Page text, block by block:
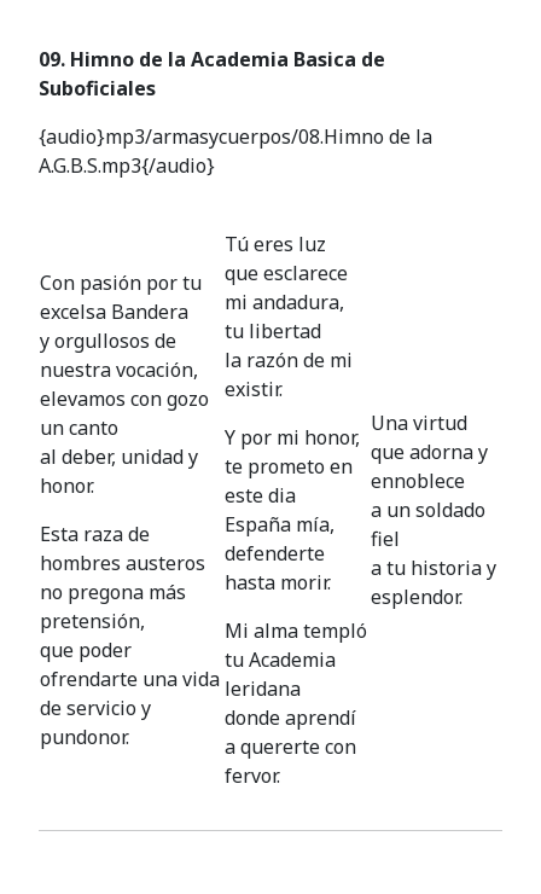
09. Himno de la Academia Basica de
Suboficiales
{audio}mp3/armasycuerpos/08.Himno de la
A.G.B.S.mp3{/audio}
Con pasión por tu
excelsa Bandera
y orgullosos de
nuestra vocación,
elevamos con gozo
un canto
al deber, unidad y
honor.
Esta raza de
hombres austeros
no pregona más
pretensión,
que poder
ofrendarte una vida
de servicio y
pundonor.
Tú eres luz
que esclarece
mi andadura,
tu libertad
la razón de mi
existir.
Y por mi honor,
te prometo en
este dia
España mía,
defenderte
hasta morir.
Mi alma templó
tu Academia
leridana
donde aprendí
a quererte con
fervor.
Una virtud
que adorna y
ennoblece
a un soldado
fiel
a tu historia y
esplendor.